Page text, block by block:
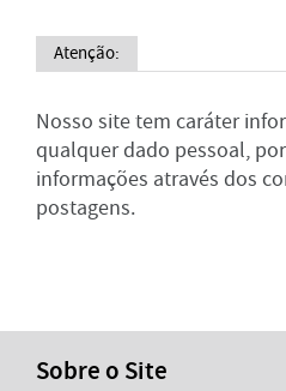
Atenção:
Nosso site tem caráter
qualquer dado pessoal,
informações através dos
postagens.
Sobre o Site